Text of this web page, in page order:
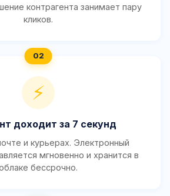
контрагента занимает пару
кликов.
⚡
доходит за 7 секунд
и курьерах. Электронный
мгновенно и хранится в
бессрочно.